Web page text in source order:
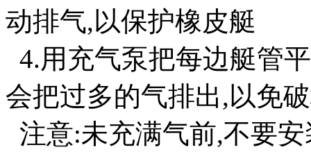
动排气,以保护橡皮艇
4.用充气泵把每边艇管
会把过多的气排出,以免
注意:未充满气前,不要